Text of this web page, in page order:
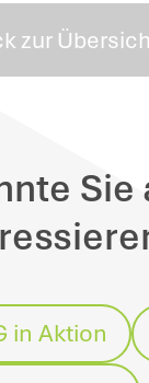
zur
Sie
in Aktion